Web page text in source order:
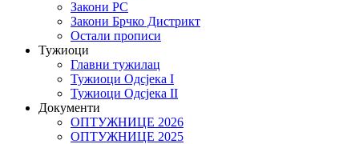
Закони РС
Закони Брчко Дистрикт
Остали прописи
Тужиоци
Главни тужилац
Тужиоци Oдсјекa I
Тужиоци Oдсјекa II
Документи
ОПТУЖНИЦЕ 2026
ОПТУЖНИЦЕ 2025